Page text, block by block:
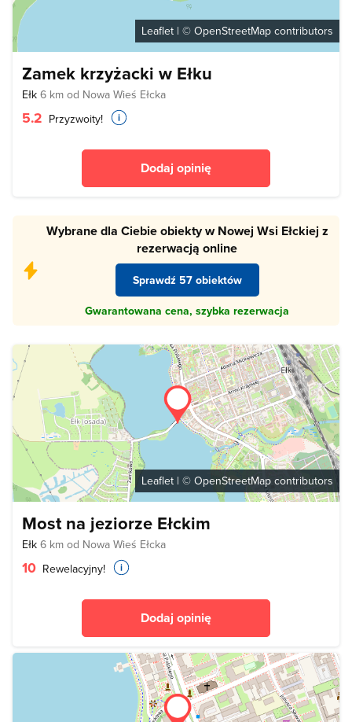
Leaflet | © OpenStreetMap contributors
Zamek krzyżacki w Ełku
Ełk 6 km od Nowa Wieś Ełcka
5.2 Przyzwoity!
Dodaj opinię
Wybrane dla Ciebie obiekty w Nowej Wsi Ełckiej z
rezerwacją online
Sprawdź 57 obiektów
Gwarantowana cena, szybka rezerwacja
Leaflet | © OpenStreetMap contributors
Most na jeziorze Ełckim
Ełk 6 km od Nowa Wieś Ełcka
10 Rewelacyjny!
Dodaj opinię